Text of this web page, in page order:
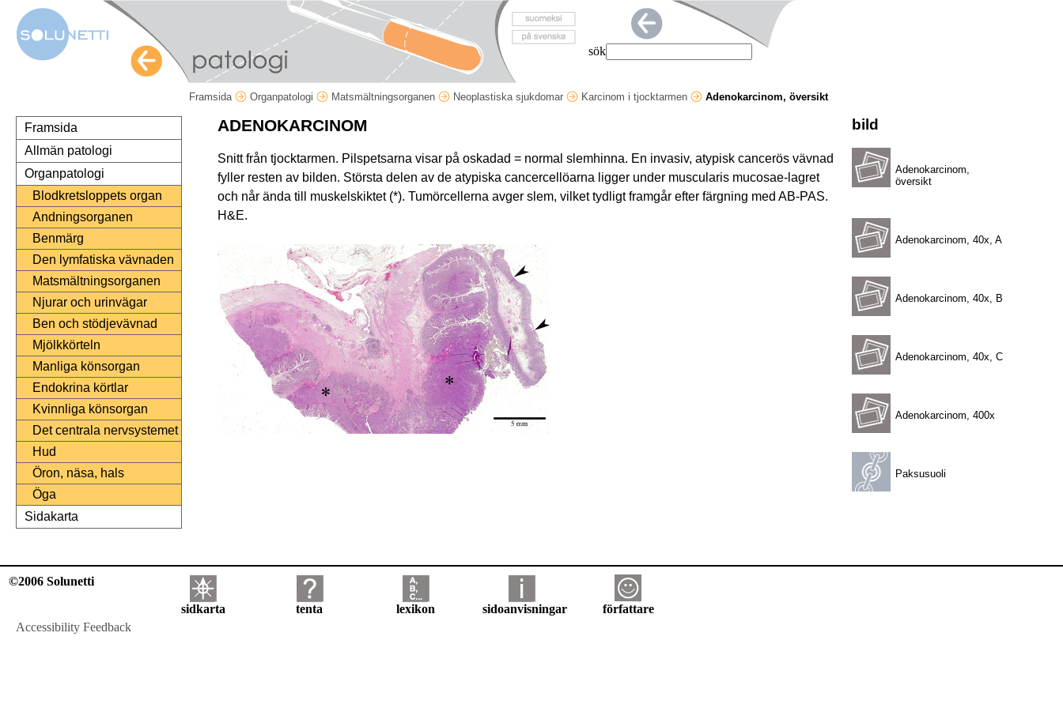
sök
Framsida Organpatologi Matsmältningsorganen Neoplastiska sjukdomar Karcinom i tjocktarmen Adenokarcinom, översikt
Framsida
Allmän patologi
Organpatologi
Blodkretsloppets organ
Andningsorganen
Benmärg
Den lymfatiska vävnaden
Matsmältningsorganen
Njurar och urinvägar
Ben och stödjevävnad
Mjölkkörteln
Manliga könsorgan
Endokrina körtlar
Kvinnliga könsorgan
Det centrala nervsystemet
Hud
Öron, näsa, hals
Öga
Sidakarta
bild
Adenokarcinom,
översikt
Adenokarcinom, 40x, A
Adenokarcinom, 40x, B
Adenokarcinom, 40x, C
Adenokarcinom, 400x
Paksusuoli
ADENOKARCINOM
Snitt från tjocktarmen. Pilspetsarna visar på oskadad = normal slemhinna. En invasiv, atypisk cancerös vävnad
fyller resten av bilden. Största delen av de atypiska cancercellöarna ligger under muscularis mucosae-lagret
och når ända till muskelskiktet (*). Tumörcellerna avger slem, vilket tydligt framgår efter färgning med AB-PAS.
H&E.
©2006 Solunetti
sidkarta tenta lexikon sidoanvisningar
författare
Accessibility Feedback